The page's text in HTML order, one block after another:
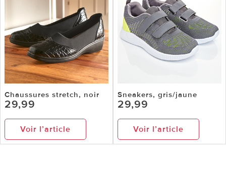
Chaussures stretch, noir
29,99
Voir l’article
Sneakers, gris/jaune
29,99
Voir l’article